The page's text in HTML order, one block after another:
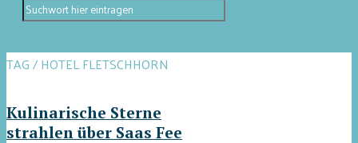
TAG / HOTEL FLETSCHHORN
Kulinarische Sterne
strahlen über Saas Fee